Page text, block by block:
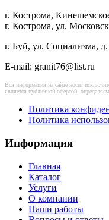
г. Кострома,
г. Кострома, ул.
г. Буй, ул. Социализма,
E-mail: granit76@list.ru
Вся информация на сайте носит
является публичной офертой,
Политика
Политика
Информация
Главная
Каталог
Услуги
О компании
Наши работы